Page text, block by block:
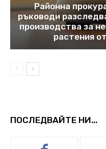
Районна
ръководи
производства за
растения
ПОСЛЕДВАЙТЕ НИ...